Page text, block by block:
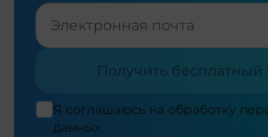
Получить бесплатный
Я соглашаюсь на обработку
данных